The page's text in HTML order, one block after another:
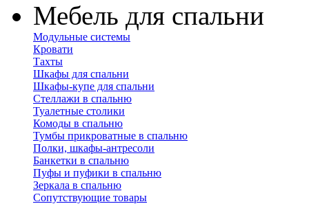
Мебель для спальни
Модульные системы
Кровати
Тахты
Шкафы для спальни
Шкафы-купе для спальни
Стеллажи в спальню
Туалетные столики
Комоды в спальню
Тумбы прикроватные в спальню
Полки, шкафы-антресоли
Банкетки в спальню
Пуфы и пуфики в спальню
Зеркала в спальню
Сопутствующие товары